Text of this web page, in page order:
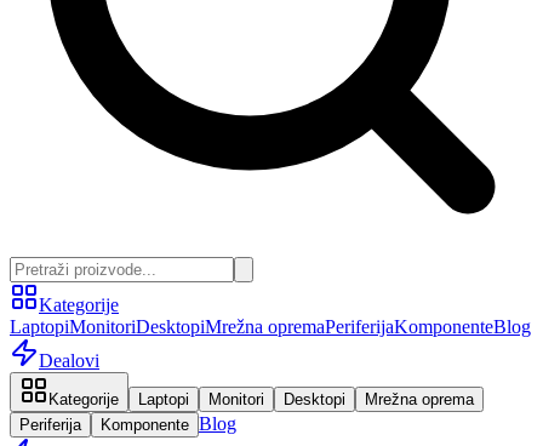
Kategorije
LaptopiMonitoriDesktopiMrežna opremaPeriferijaKomponenteBlog
Dealovi
Kategorije Laptopi Monitori Desktopi
Mrežna oprema
Periferija
Komponente Blog